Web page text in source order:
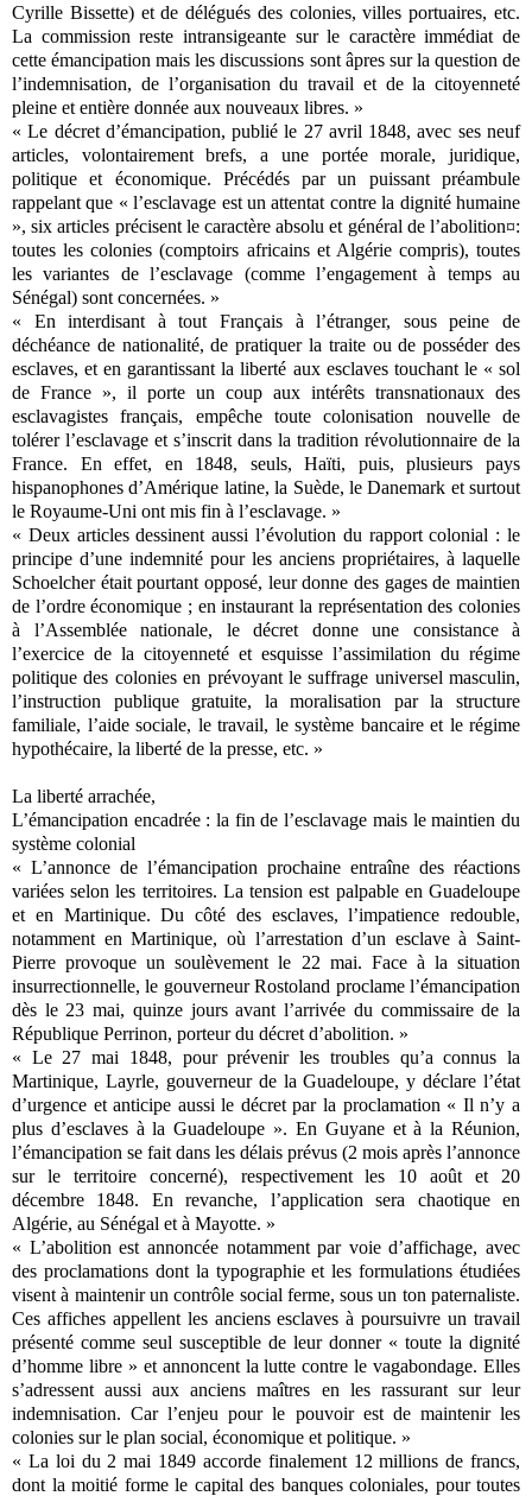
Cyrille Bissette) et de délégués des colonies, villes portuaires, etc.
La commission reste intransigeante sur le caractère immédiat de
cette émancipation mais les discussions sont âpres sur la question de
l’indemnisation, de l’organisation du travail et de la citoyenneté
pleine et entière donnée aux nouveaux libres. »
« Le décret d’émancipation, publié le 27 avril 1848, avec ses neuf
articles, volontairement brefs, a une portée morale, juridique,
politique et économique. Précédés par un puissant préambule
rappelant que « l’esclavage est un attentat contre la dignité humaine
», six articles précisent le caractère absolu et général de l’abolition¤:
toutes les colonies (comptoirs africains et Algérie compris), toutes
les variantes de l’esclavage (comme l’engagement à temps au
Sénégal) sont concernées. »
« En interdisant à tout Français à l’étranger, sous peine de
déchéance de nationalité, de pratiquer la traite ou de posséder des
esclaves, et en garantissant la liberté aux esclaves touchant le « sol
de France », il porte un coup aux intérêts transnationaux des
esclavagistes français, empêche toute colonisation nouvelle de
tolérer l’esclavage et s’inscrit dans la tradition révolutionnaire de la
France. En effet, en 1848, seuls, Haïti, puis, plusieurs pays
hispanophones d’Amérique latine, la Suède, le Danemark et surtout
le Royaume-Uni ont mis fin à l’esclavage. »
« Deux articles dessinent aussi l’évolution du rapport colonial : le
principe d’une indemnité pour les anciens propriétaires, à laquelle
Schoelcher était pourtant opposé, leur donne des gages de maintien
de l’ordre économique ; en instaurant la représentation des colonies
à l’Assemblée nationale, le décret donne une consistance à
l’exercice de la citoyenneté et esquisse l’assimilation du régime
politique des colonies en prévoyant le suffrage universel masculin,
l’instruction publique gratuite, la moralisation par la structure
familiale, l’aide sociale, le travail, le système bancaire et le régime
hypothécaire, la liberté de la presse, etc. »
La liberté arrachée,
L’émancipation encadrée : la fin de l’esclavage mais le maintien du
système colonial
« L’annonce de l’émancipation prochaine entraîne des réactions
variées selon les territoires. La tension est palpable en Guadeloupe
et en Martinique. Du côté des esclaves, l’impatience redouble,
notamment en Martinique, où l’arrestation d’un esclave à Saint-
Pierre provoque un soulèvement le 22 mai. Face à la situation
insurrectionnelle, le gouverneur Rostoland proclame l’émancipation
dès le 23 mai, quinze jours avant l’arrivée du commissaire de la
République Perrinon, porteur du décret d’abolition. »
« Le 27 mai 1848, pour prévenir les troubles qu’a connus la
Martinique, Layrle, gouverneur de la Guadeloupe, y déclare l’état
d’urgence et anticipe aussi le décret par la proclamation « Il n’y a
plus d’esclaves à la Guadeloupe ». En Guyane et à la Réunion,
l’émancipation se fait dans les délais prévus (2 mois après l’annonce
sur le territoire concerné), respectivement les 10 août et 20
décembre 1848. En revanche, l’application sera chaotique en
Algérie, au Sénégal et à Mayotte. »
« L’abolition est annoncée notamment par voie d’affichage, avec
des proclamations dont la typographie et les formulations étudiées
visent à maintenir un contrôle social ferme, sous un ton paternaliste.
Ces affiches appellent les anciens esclaves à poursuivre un travail
présenté comme seul susceptible de leur donner « toute la dignité
d’homme libre » et annoncent la lutte contre le vagabondage. Elles
s’adressent aussi aux anciens maîtres en les rassurant sur leur
indemnisation. Car l’enjeu pour le pouvoir est de maintenir les
colonies sur le plan social, économique et politique. »
« La loi du 2 mai 1849 accorde finalement 12 millions de francs,
dont la moitié forme le capital des banques coloniales, pour toutes